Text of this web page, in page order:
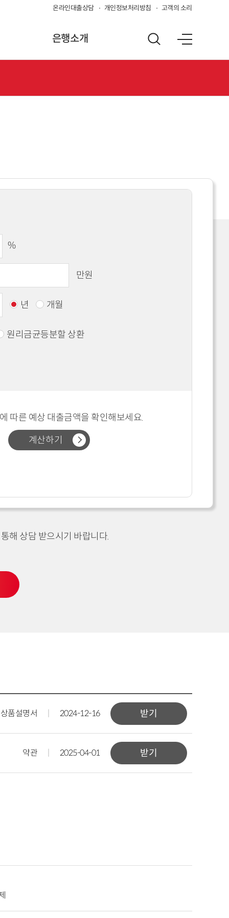
온라인대출상담 개인정보처리방침 고객의 소리
은행소개
%
만원
년 개월
원리금균등분할 상환
따른 예상 대출금액을 확인해보세요.
계산하기
해 상담 받으시기 바랍니다.
상품설명서 2024-12-16 받기
약관 2025-04-01 받기